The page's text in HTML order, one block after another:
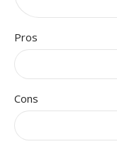
Pros
Cons